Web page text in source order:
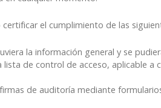
el cumplimiento de las
la información general y se
de control de acceso, aplicable a
de auditoría mediante